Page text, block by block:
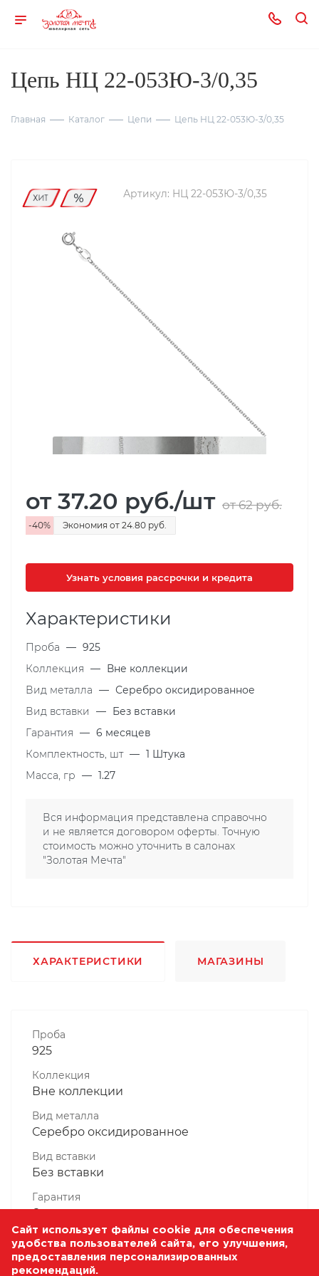
Цепь НЦ 22-053Ю-3/0,35
Главная Каталог Цепи Цепь НЦ 22-053Ю-3/0,35
Артикул: НЦ 22-053Ю-3/0,35
от 37.20 руб./шт от 62руб.
-40% Экономия от 24.80 руб.
Узнать условия рассрочки и кредита
Характеристики
Проба — 925
Коллекция — Вне коллекции
Вид металла — Серебро оксидированное
Вид вставки
— Без вставки
Гарантия — 6 месяцев
Комплектность, шт — 1 Штука
Масса, гр — 1.27
Вся информация представлена справочно
и не является договором оферты. Точную
стоимость можно уточнить в салонах
"Золотая Мечта"
ХАРАКТЕРИСТИКИ МАГАЗИНЫ
Проба
925
Коллекция
Вне коллекции
Вид металла
Серебро оксидированное
Вид вставки
Без вставки
Гарантия
6 месяцев
Комплектность, шт
1 Штука
Сайт использует файлы cookie для обеспечения
удобства пользователей сайта, его улучшения,
предоставления персонализированных
рекомендаций.